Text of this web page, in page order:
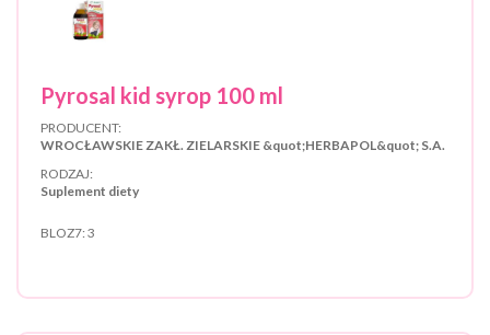
Pyrosal kid syrop 100 ml
PRODUCENT:
WROCŁAWSKIE ZAKŁ. ZIELARSKIE &quot;HERBAPOL&quot; S.A.
RODZAJ:
Suplement diety
BLOZ7: 3